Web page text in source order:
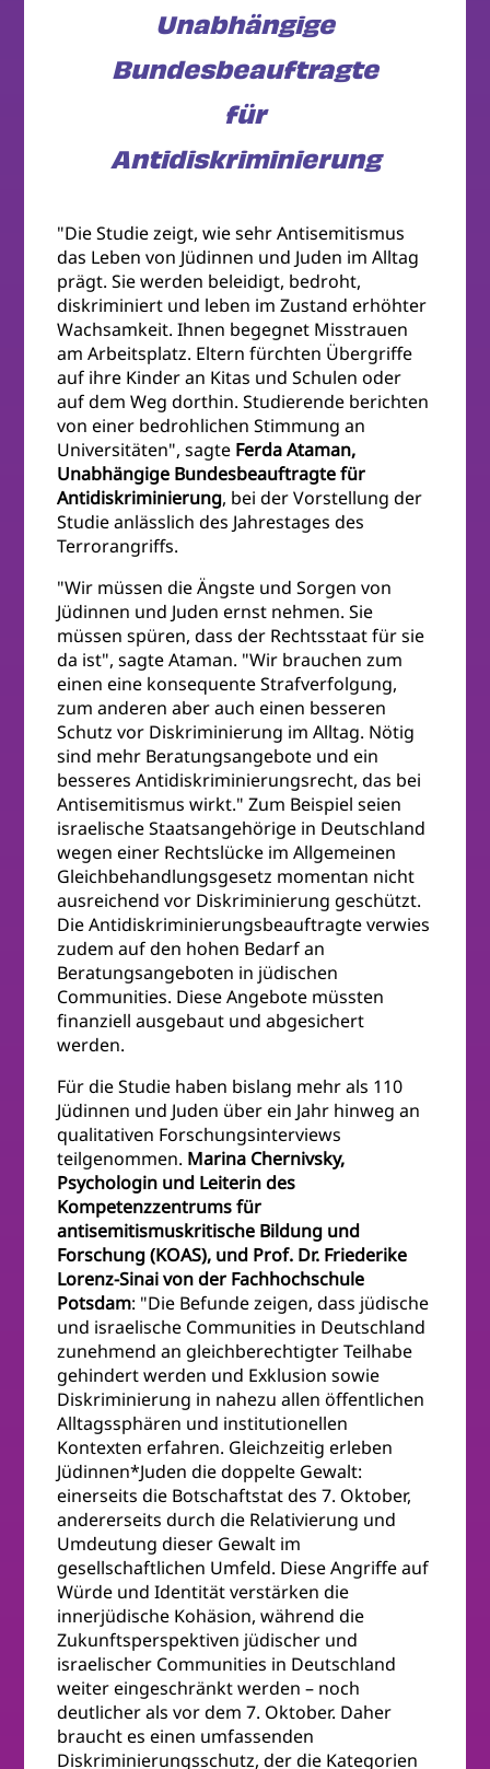
Unabhängige
Bundesbeauftragte
für
Antidiskriminierung
"Die Studie zeigt, wie sehr Antisemitismus
das Leben von Jüdinnen und Juden im Alltag
prägt. Sie werden beleidigt, bedroht,
diskriminiert und leben im Zustand erhöhter
Wachsamkeit. Ihnen begegnet Misstrauen
am Arbeitsplatz. Eltern fürchten Übergriffe
auf ihre Kinder an Kitas und Schulen oder
auf dem Weg dorthin. Studierende berichten
von einer bedrohlichen Stimmung an
Universitäten", sagte Ferda Ataman,
Unabhängige Bundesbeauftragte für
Antidiskriminierung, bei der Vorstellung der
Studie anlässlich des Jahrestages des
Terrorangriffs.
"Wir müssen die Ängste und Sorgen von
Jüdinnen und Juden ernst nehmen. Sie
müssen spüren, dass der Rechtsstaat für sie
da ist", sagte Ataman. "Wir brauchen zum
einen eine konsequente Strafverfolgung,
zum anderen aber auch einen besseren
Schutz vor Diskriminierung im Alltag. Nötig
sind mehr Beratungsangebote und ein
besseres Antidiskriminierungsrecht, das bei
Antisemitismus wirkt." Zum Beispiel seien
israelische Staatsangehörige in Deutschland
wegen einer Rechtslücke im Allgemeinen
Gleichbehandlungsgesetz momentan nicht
ausreichend vor Diskriminierung geschützt.
Die Antidiskriminierungsbeauftragte verwies
zudem auf den hohen Bedarf an
Beratungsangeboten in jüdischen
Communities. Diese Angebote müssten
finanziell ausgebaut und abgesichert
werden.
Für die Studie haben bislang mehr als 110
Jüdinnen und Juden über ein Jahr hinweg an
qualitativen Forschungsinterviews
teilgenommen. Marina Chernivsky,
Psychologin und Leiterin des
Kompetenzzentrums für
antisemitismuskritische Bildung und
Forschung (KOAS), und Prof. Dr. Friederike
Lorenz-Sinai von der Fachhochschule
Potsdam: "Die Befunde zeigen, dass jüdische
und israelische Communities in Deutschland
zunehmend an gleichberechtigter Teilhabe
gehindert werden und Exklusion sowie
Diskriminierung in nahezu allen öffentlichen
Alltagssphären und institutionellen
Kontexten erfahren. Gleichzeitig erleben
Jüdinnen*Juden die doppelte Gewalt:
einerseits die Botschaftstat des 7. Oktober,
andererseits durch die Relativierung und
Umdeutung dieser Gewalt im
gesellschaftlichen Umfeld. Diese Angriffe auf
Würde und Identität verstärken die
innerjüdische Kohäsion, während die
Zukunftsperspektiven jüdischer und
israelischer Communities in Deutschland
weiter eingeschränkt werden – noch
deutlicher als vor dem 7. Oktober. Daher
braucht es einen umfassenden
Diskriminierungsschutz, der die Kategorien